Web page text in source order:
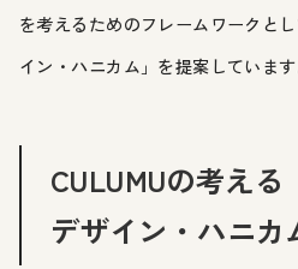
を考えるためのフレームワークと
イン・ハニカム」を提案しています
CULUMUの考え
デザイン・ハニカ